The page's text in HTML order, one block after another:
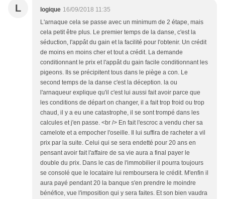
L logique 16/09/2018 11:35
L'arnaque cela se passe avec un minimum de 2 étape, mais
cela petit être plus. Le premier temps de la danse, c'est la
séduction, l'appât du gain et la facilité pour l'obtenir. Un crédit
de moins en moins cher et tout a crédit. La demande
conditionnant le prix et l'appât du gain facile conditionnant les
pigeons. Ils se précipitent tous dans le piège a con. Le
second temps de la danse c'est la déception. la ou
l'arnaqueur explique qu'il c'est lui aussi fait avoir parce que
les conditions de départ on changer, il a fait trop froid ou trop
chaud, il y a eu une catastrophe, il se sont trompé dans les
calcules et j'en passe. <br /> En fait l'escroc a vendu cher sa
camelote et a empocher l'oseille. Il lui suffira de racheter a vil
prix par la suite. Celui qui se sera endetté pour 20 ans en
pensant avoir fait l'affaire de sa vie aura a final payer le
double du prix. Dans le cas de l'immobilier il pourra toujours
se consolé que le locataire lui remboursera le crédit. M'enfin il
aura payé pendant 20 la banque s'en prendre le moindre
bénéfice, vue l'imposition qui y sera faites. Et son bien vaudra